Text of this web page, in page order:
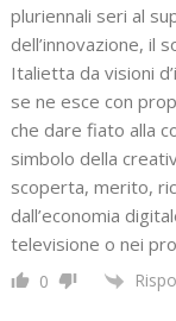
pluriennali seri al
dell’innovazione, il
Italietta da visioni
se ne esce con
che dare fiato alla
simbolo della
scoperta, merito,
dall’economia
televisione o nei
0